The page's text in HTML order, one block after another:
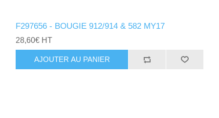
F297656 - BOUGIE 912/914 & 582 MY17
28,60€ HT
AJOUTER AU PANIER